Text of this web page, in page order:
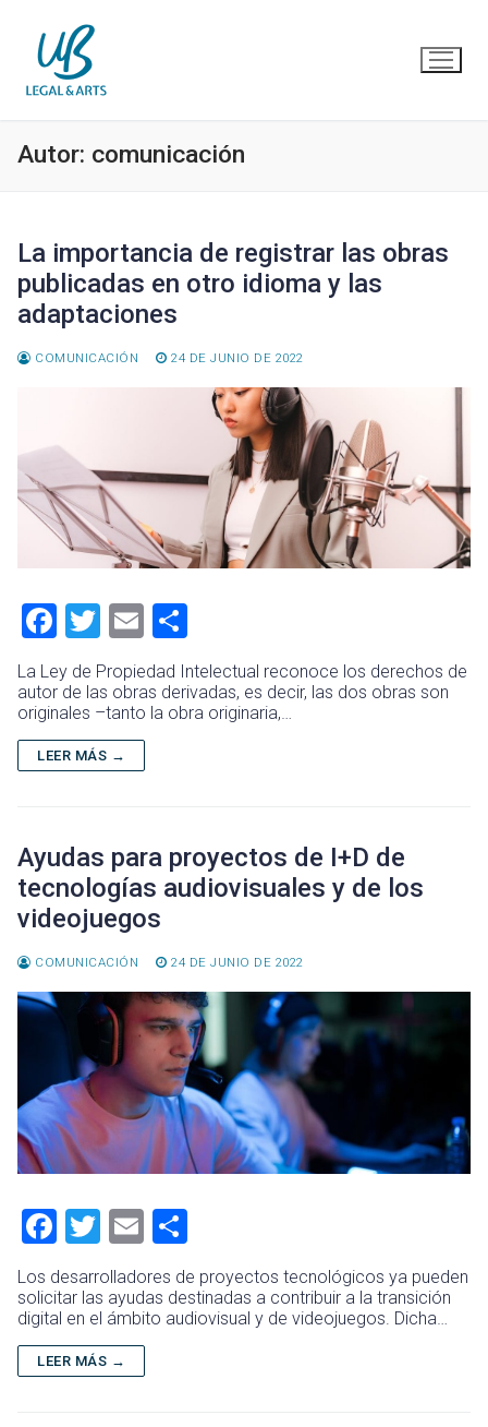
contenido
Autor: comunicación
La importancia de registrar las obras
publicadas en otro idioma y las
adaptaciones
COMUNICACIÓN 24 DE JUNIO DE 2022
F
ce
b
o
T
wi
tt
er
E
m
ai
l
o
m
p
La Ley de Propiedad Intelectual reconoce los derechos de
autor de las obras derivadas, es decir, las dos obras son
originales –tanto la obra originaria,…
LEER MÁS →
Ayudas para proyectos de I+D de
tecnologías audiovisuales y de los
videojuegos
COMUNICACIÓN 24 DE JUNIO DE 2022
F
a
ce
b
o
T
wi
tt
er
E
ai
l
m
p
Los desarrolladores de proyectos tecnológicos ya pueden
solicitar las ayudas destinadas a contribuir a la transición
digital en el ámbito audiovisual y de videojuegos. Dicha…
LEER MÁS →